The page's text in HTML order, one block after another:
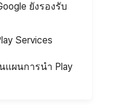
ยังรองรับ
Services
แผนการนำ Play